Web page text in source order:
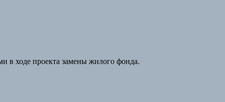
в ходе проекта замены жилого фонда.